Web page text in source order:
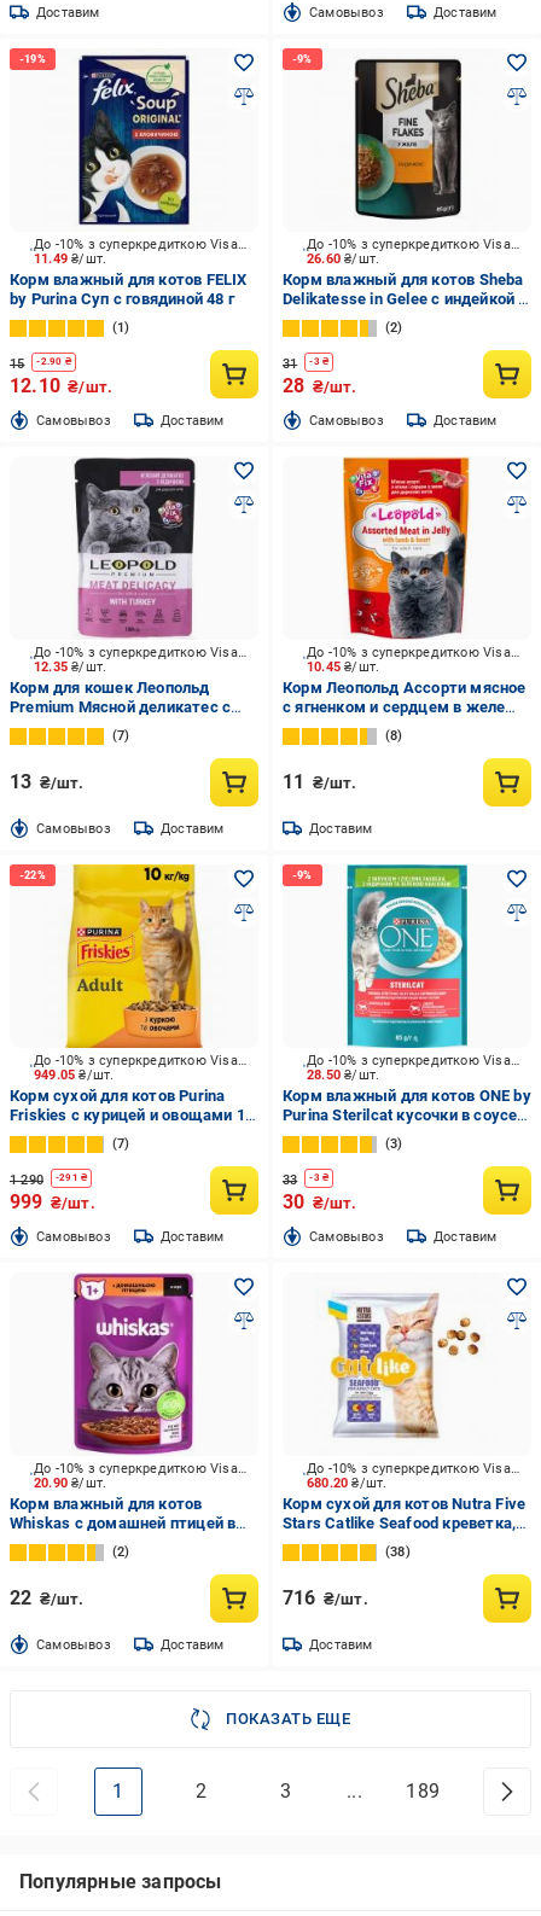
Доставим Cамовывоз Доставим
11.49₴/шт.
До -10% з суперкредиткою Visa Вигода
Корм влажный для котов FELIX
by Purina Суп с говядиной 48 г
1
15 -2.90 ₴
12.10 ₴/шт.
Cамовывоз Доставим
26.60₴/шт.
До -10% з суперкредиткою Visa Вигода
Корм влажный для котов Sheba
Delikatesse in Gelee с индейкой в
желе 85 г
2
31 -3₴
28 ₴/шт.
Cамовывоз Доставим
12.35₴/шт.
До -10% з суперкредиткою Visa Вигода
Корм для кошек Леопольд
Premium Мясной деликатес с
индейкой 100 г
7
13 ₴/шт.
Cамовывоз Доставим
10.45₴/шт.
До -10% з суперкредиткою Visa Вигода
Корм Леопольд Ассорти мясное
с ягненком и сердцем в желе
100 г
8
11 ₴/шт.
Доставим
949.05₴/шт.
До -10% з суперкредиткою Visa Вигода
Корм сухой для котов Purina
Friskies с курицей и овощами 10
кг
7
1 290 -291 ₴
999 ₴/шт.
Cамовывоз Доставим
28.50₴/шт.
До -10% з суперкредиткою Visa Вигода
Корм влажный для котов ONE by
Purina Sterilcat кусочки в соусе с
индейкой и зеленой фасолью 85
г
3
33 -3₴
30 ₴/шт.
Cамовывоз Доставим
20.90₴/шт.
До -10% з суперкредиткою Visa Вигода
Корм влажный для котов
Whiskas с домашней птицей в
соусе 85 г
2
22 ₴/шт.
Cамовывоз Доставим
680.20₴/шт.
До -10% з суперкредиткою Visa Вигода
Корм сухой для котов Nutra Five
Stars Catlike Seafood креветка,
курица, рыба и рис 10 кг
38
716 ₴/шт.
Доставим
ПОКАЗАТЬ ЕЩЕ
1 2 3 ... 189
Популярные запросы